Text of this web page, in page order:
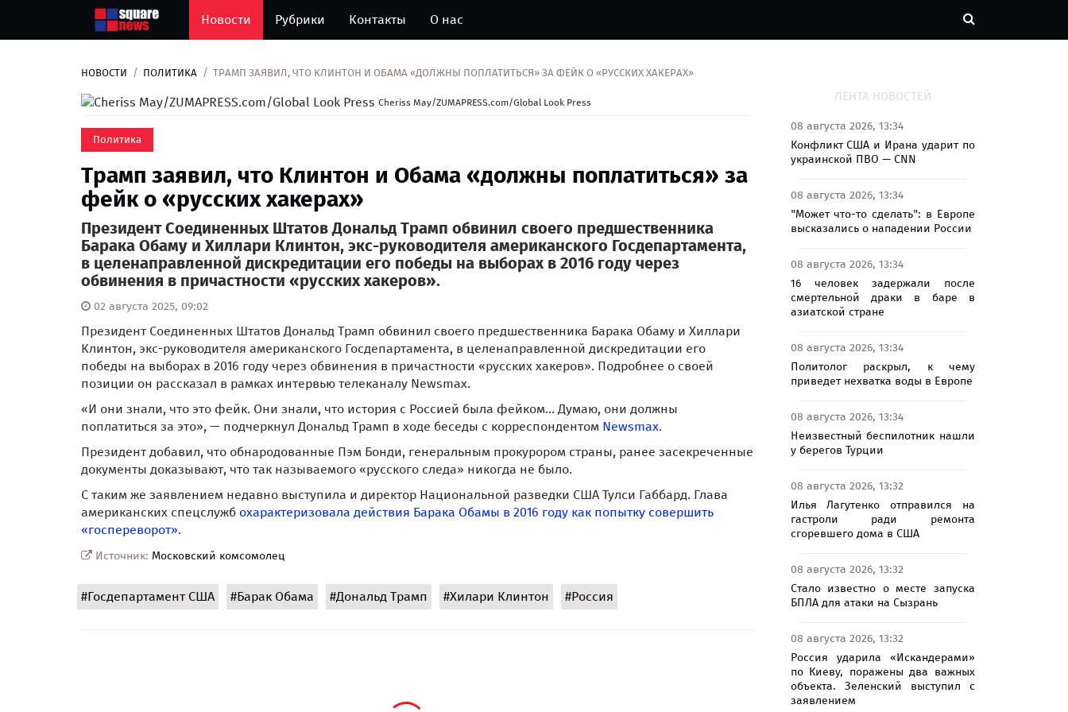
Новости Рубрики Контакты О нас
НОВОСТИ ПОЛИТИКА ТРАМП ЗАЯВИЛ, ЧТО КЛИНТОН И ОБАМА «ДОЛЖНЫ ПОПЛАТИТЬСЯ» ЗА ФЕЙК О «РУССКИХ ХАКЕРАХ»
Трамп заявил, что Клинтон и Обама «должны поплатиться» за
фейк о «русских хакерах»
Президент Соединенных Штатов Дональд Трамп обвинил своего предшественника
Барака Обаму и Хиллари Клинтон, экс-руководителя американского Госдепартамента,
в целенаправленной дискредитации его победы на выборах в 2016 году через
обвинения в причастности «русских хакеров».
Президент Соединенных Штатов Дональд Трамп обвинил своего предшественника Барака Обаму и Хиллари
Клинтон, экс-руководителя американского Госдепартамента, в целенаправленной дискредитации его
победы на выборах в 2016 году через обвинения в причастности «русских хакеров». Подробнее о своей
позиции он рассказал в рамках интервью телеканалу Newsmax.
«И они знали, что это фейк. Они знали, что история с Россией была фейком... Думаю, они должны
поплатиться за это», — подчеркнул Дональд Трамп в ходе беседы с корреспондентом
Президент добавил, что обнародованные Пэм Бонди, генеральным прокурором страны, ранее засекреченные
документы доказывают, что так называемого «русского следа» никогда не было.
С таким же заявлением недавно выступила и директор Национальной разведки США Тулси Габбард. Глава
американских спецслужб
«госпереворот».
#Госдепартамент США #Барак Обама #Дональд Трамп #Хилари Клинтон #Россия
ЛЕНТА НОВОСТЕЙ
08 августа 2026, 13:34
Конфликт США и Ирана ударит по
украинской ПВО — CNN
08 августа 2026, 13:34
"Может что-то сделать": в Европе
высказались о нападении России
08 августа 2026, 13:34
16 человек задержали после
смертельной драки в баре в
азиатской стране
08 августа 2026, 13:34
Политолог раскрыл, к чему
приведет нехватка воды в Европе
08 августа 2026, 13:34
Неизвестный беспилотник нашли
у берегов Турции
08 августа 2026, 13:32
Илья Лагутенко отправился на
гастроли ради ремонта
сгоревшего дома в США
08 августа 2026, 13:32
Стало известно о месте запуска
БПЛА для атаки на Сызрань
08 августа 2026, 13:32
Россия ударила «Искандерами»
по Киеву, поражены два важных
объекта. Зеленский выступил с
заявлением